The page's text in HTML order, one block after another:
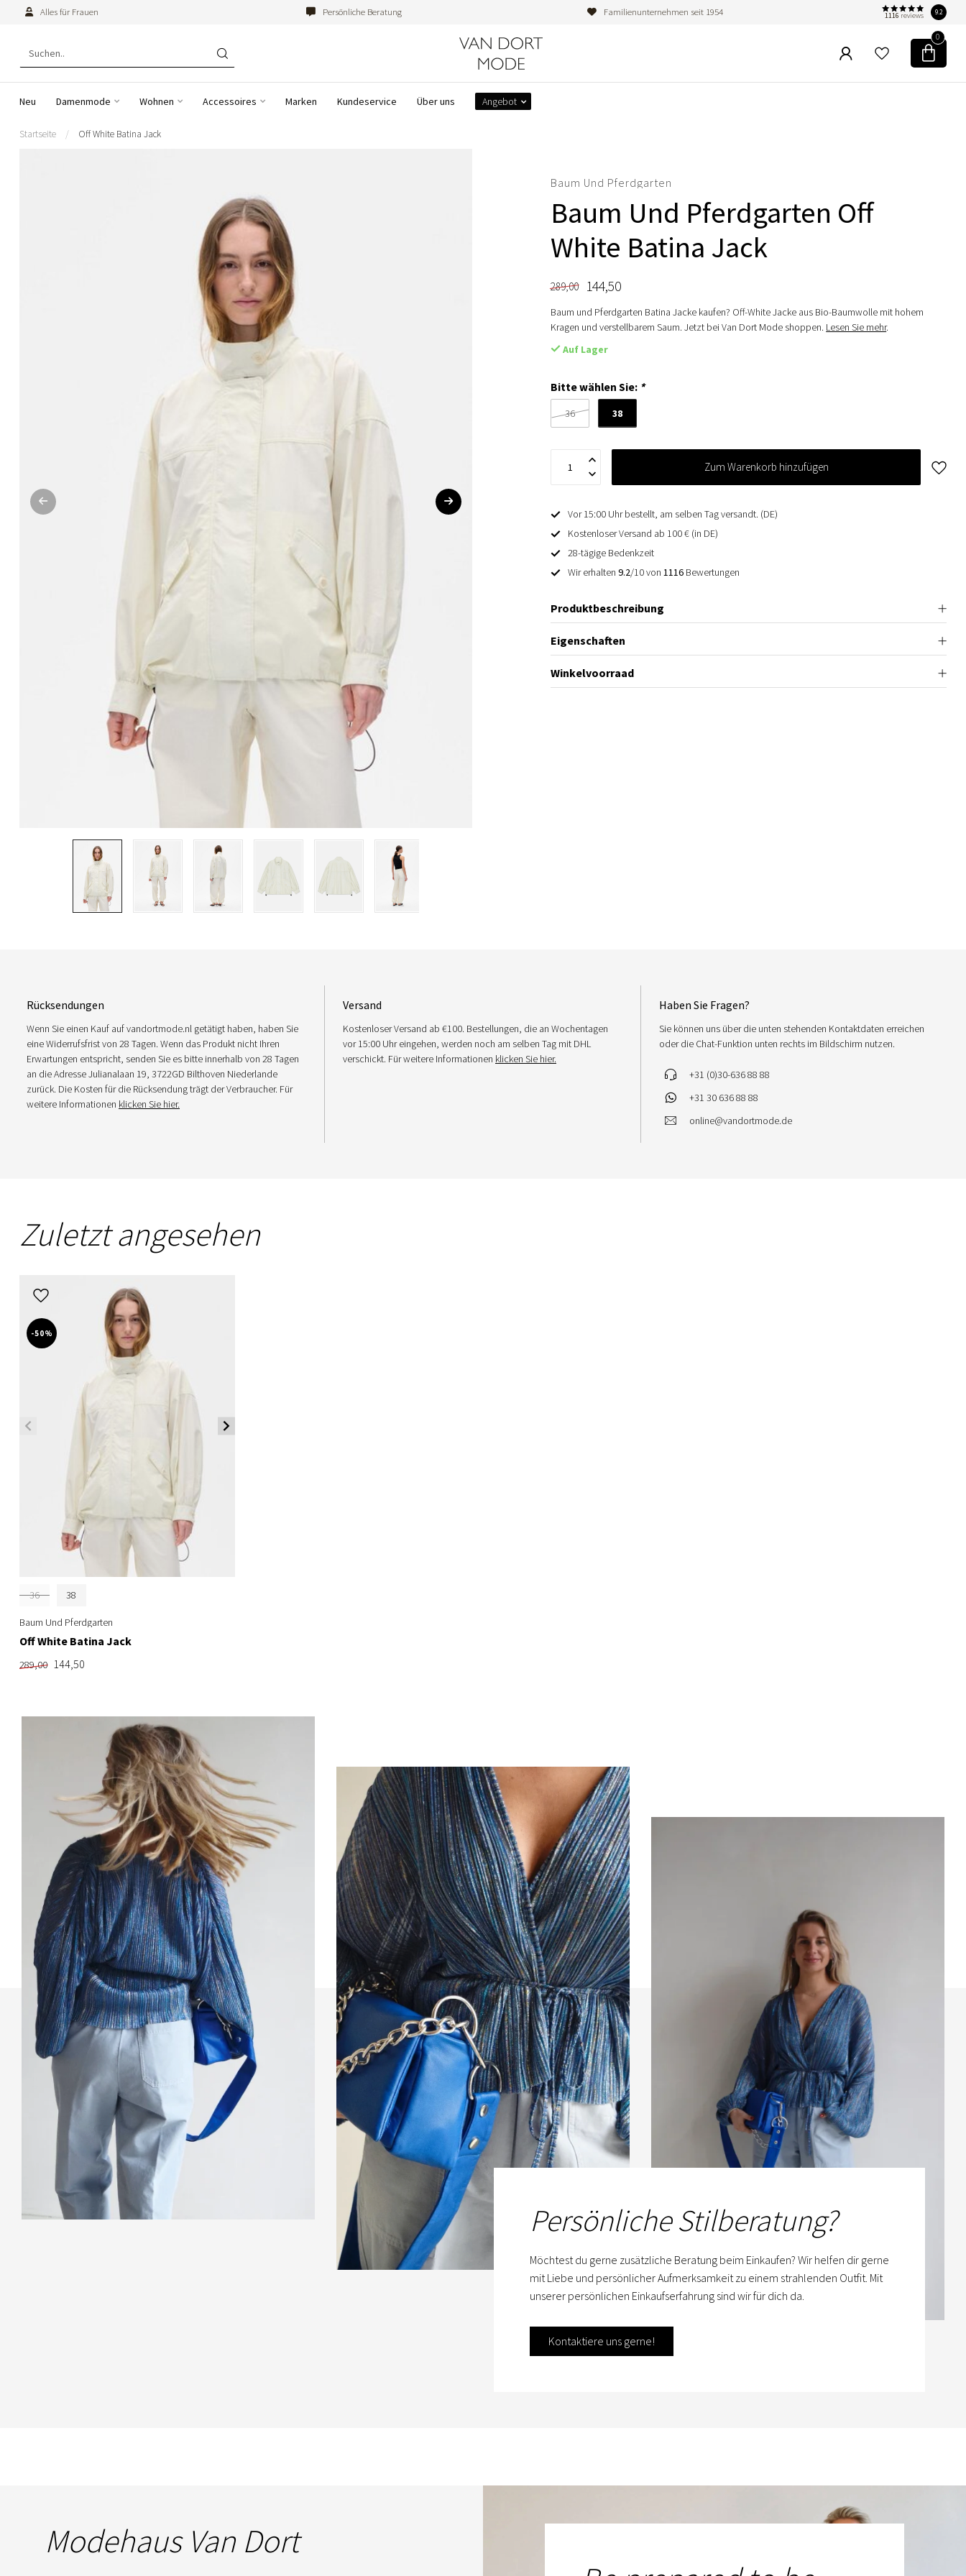
Alles für Frauen Persönliche Beratung Familienunternehmen seit 1954 1116 reviews 9.2
0
Neu Damenmode Wohnen Accessoires Marken Kundeservice Über uns Angebot
Startseite / Off White Batina Jack
Baum Und Pferdgarten
Baum Und Pferdgarten Off
White Batina Jack
289,00 144,50
Baum und Pferdgarten Batina Jacke kaufen? Off-White Jacke aus Bio-Baumwolle mit hohem
Kragen und verstellbarem Saum. Jetzt bei Van Dort Mode shoppen. Lesen Sie mehr.
Auf Lager
Bitte wählen Sie: *
36 38
Zum Warenkorb hinzufügen
Vor 15:00 Uhr bestellt, am selben Tag versandt. (DE)
Kostenloser Versand ab 100 € (in DE)
28-tägige Bedenkzeit
Wir erhalten9.2/10 von1116 Bewertungen
Produktbeschreibung
Eigenschaften
Winkelvoorraad
Rücksendungen
Wenn Sie einen Kauf auf vandortmode.nl getätigt haben, haben Sie
eine Widerrufsfrist von 28 Tagen. Wenn das Produkt nicht Ihren
Erwartungen entspricht, senden Sie es bitte innerhalb von 28 Tagen
an die Adresse Julianalaan 19, 3722GD Bilthoven Niederlande
zurück. Die Kosten für die Rücksendung trägt der Verbraucher. Für
weitere Informationen klicken Sie hier.
Versand
Kostenloser Versand ab €100. Bestellungen, die an Wochentagen
vor 15:00 Uhr eingehen, werden noch am selben Tag mit DHL
verschickt. Für weitere Informationen klicken Sie hier.
Haben Sie Fragen?
Sie können uns über die unten stehenden Kontaktdaten erreichen
oder die Chat-Funktion unten rechts im Bildschirm nutzen.
+31 (0)30-636 88 88
+31 30 636 88 88
online@vandortmode.de
Zuletzt angesehen
-50%
36 38
Baum Und Pferdgarten
Off White Batina Jack
289,00 144,50
Persönliche Stilberatung?
Möchtest du gerne zusätzliche Beratung beim Einkaufen? Wir helfen dir gerne
mit Liebe und persönlicher Aufmerksamkeit zu einem strahlenden Outfit. Mit
unserer persönlichen Einkaufserfahrung sind wir für dich da.
Kontaktiere uns gerne!
Modehaus Van Dort